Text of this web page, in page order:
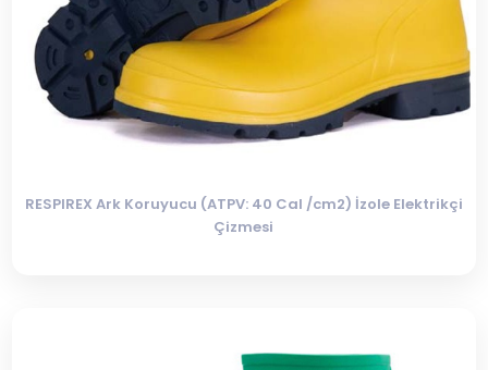
RESPIREX Ark Koruyucu (ATPV: 40 Cal /cm2) İzole Elektrikçi
Çizmesi